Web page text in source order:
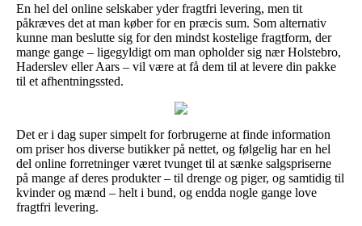
En hel del online selskaber yder fragtfri levering, men tit
påkræves det at man køber for en præcis sum. Som alternativ
kunne man beslutte sig for den mindst kostelige fragtform, der
mange gange – ligegyldigt om man opholder sig nær Holstebro,
Haderslev eller Aars – vil være at få dem til at levere din pakke
til et afhentningssted.
Det er i dag super simpelt for forbrugerne at finde information
om priser hos diverse butikker på nettet, og følgelig har en hel
del online forretninger været tvunget til at sænke salgspriserne
på mange af deres produkter – til drenge og piger, og samtidig til
kvinder og mænd – helt i bund, og endda nogle gange love
fragtfri levering.